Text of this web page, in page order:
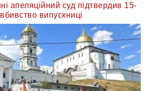
апеляційний суд підтвердив 15-
випускниці